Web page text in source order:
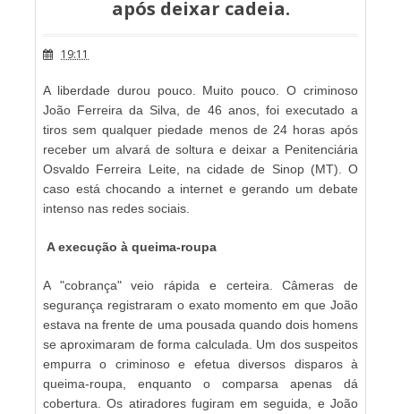
após deixar cadeia.
19:11
A liberdade durou pouco. Muito pouco. O criminoso
João Ferreira da Silva, de 46 anos, foi executado a
tiros sem qualquer piedade menos de 24 horas após
receber um alvará de soltura e deixar a Penitenciária
Osvaldo Ferreira Leite, na cidade de Sinop (MT). O
caso está chocando a internet e gerando um debate
intenso nas redes sociais.
A execução à queima-roupa
A "cobrança" veio rápida e certeira. Câmeras de
segurança registraram o exato momento em que João
estava na frente de uma pousada quando dois homens
se aproximaram de forma calculada. Um dos suspeitos
empurra o criminoso e efetua diversos disparos à
queima-roupa, enquanto o comparsa apenas dá
cobertura. Os atiradores fugiram em seguida, e João